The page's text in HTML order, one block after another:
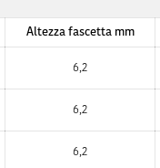
Altezza fascetta mm
6,2
6,2
6,2